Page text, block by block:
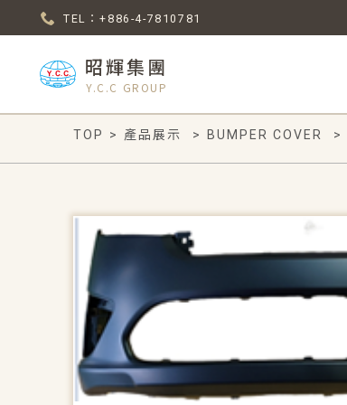
TEL：+886-4-7810781
昭輝集團
Y.C.C GROUP
TOP > 產品展示 > BUMPER COVER >